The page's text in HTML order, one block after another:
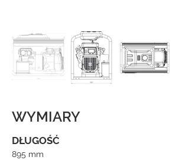
WYMIARY
DŁUGOŚĆ
895 mm